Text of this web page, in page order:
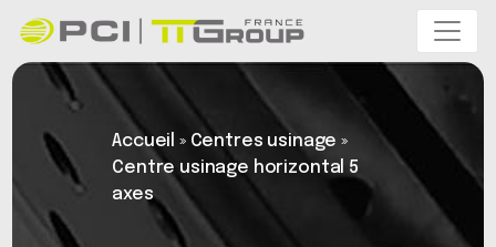
Accueil » Centres usinage »
Centre usinage horizontal 5
axes